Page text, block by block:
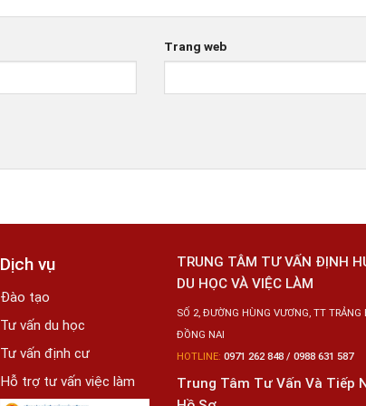
Trang web
Dịch vụ
Đào tạo
Tư vấn du học
Tư vấn định cư
Hỗ trợ tư vấn việc làm
TRUNG TÂM TƯ VẤN ĐỊNH
DU HỌC VÀ VIỆC LÀM
SỐ 2, ĐƯỜNG HÙNG VƯƠNG, TT TRẢNG
ĐỒNG NAI
HOTLINE: 0971 262 848 / 0988 631 587
Trung Tâm Tư Vấn Và Tiếp